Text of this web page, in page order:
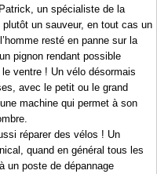
un spécialiste de la
un sauveur, en tout cas un
resté en panne sur la
pignon rendant possible
le ventre ! Un vélo désormais
avec le petit ou le grand
machine qui permet à son
réparer des vélos ! Un
quand en général tous les
un poste de dépannage